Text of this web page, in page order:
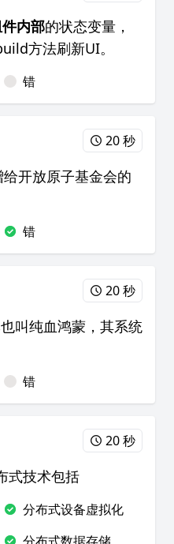
内部的状态变量，
方法刷新UI。
错
20 秒
开放原子基金会的
错
20 秒
叫纯血鸿蒙，其系统
错
20 秒
式技术包括
分布式设备虚拟化